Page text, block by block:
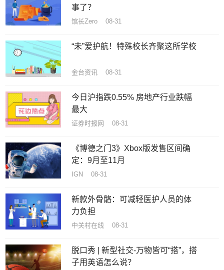
事了？
馆长Zero 08-31
“未”爱护航！特殊校长齐聚这所学校
金台资讯 08-31
今日沪指跌0.55% 房地产行业跌幅
最大
证券时报网 08-31
《博德之门3》Xbox版发售区间确
定：9月至11月
IGN 08-31
新款外骨骼：可减轻医护人员的体
力负担
中关村在线 08-31
脱口秀 | 新型社交-万物皆可“搭”，搭
子用英语怎么说？